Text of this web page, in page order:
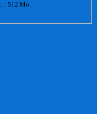
: 512 Mo.